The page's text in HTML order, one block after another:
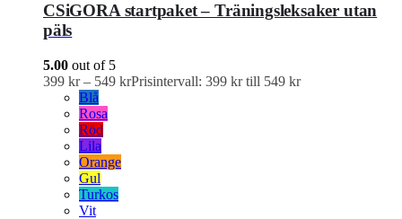
CSiGORA startpaket – Träningsleksaker utan
päls
5.00 out of 5
399 kr – 549 krPrisintervall: 399 kr till 549 kr
Blå
Rosa
Röd
Lila
Orange
Gul
Turkos
Vit